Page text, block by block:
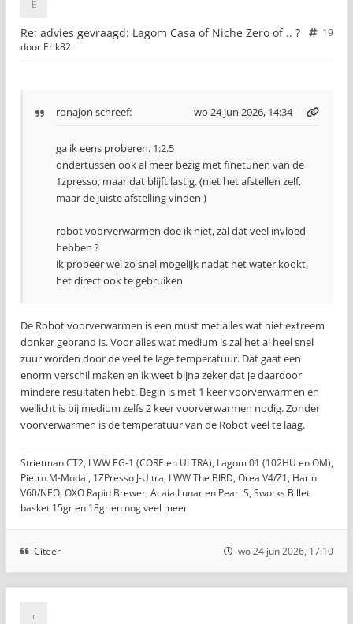
Re: advies gevraagd: Lagom Casa of Niche Zero of .. ?
19
door Erik82
ronajon schreef: wo 24 jun 2026, 14:34
ga ik eens proberen. 1:2.5
ondertussen ook al meer bezig met finetunen van de
1zpresso, maar dat blijft lastig. (niet het afstellen zelf,
maar de juiste afstelling vinden )
robot voorverwarmen doe ik niet, zal dat veel invloed
hebben ?
ik probeer wel zo snel mogelijk nadat het water kookt,
het direct ook te gebruiken
De Robot voorverwarmen is een must met alles wat niet extreem
donker gebrand is. Voor alles wat medium is zal het al heel snel
zuur worden door de veel te lage temperatuur. Dat gaat een
enorm verschil maken en ik weet bijna zeker dat je daardoor
mindere resultaten hebt. Begin is met 1 keer voorverwarmen en
wellicht is bij medium zelfs 2 keer voorverwarmen nodig. Zonder
voorverwarmen is de temperatuur van de Robot veel te laag.
Strietman CT2, LWW EG-1 (CORE en ULTRA), Lagom 01 (102HU en OM),
Pietro M-Modal, 1ZPresso J-Ultra, LWW The BIRD, Orea V4/Z1, Hario
V60/NEO, OXO Rapid Brewer, Acaia Lunar en Pearl S, Sworks Billet
basket 15gr en 18gr en nog veel meer
Citeer wo 24 jun 2026, 17:10